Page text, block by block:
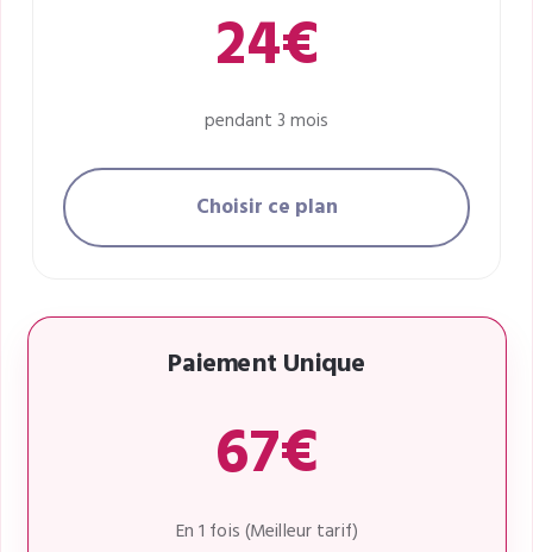
24€
pendant 3 mois
Choisir ce plan
Paiement Unique
67€
En 1 fois (Meilleur tarif)